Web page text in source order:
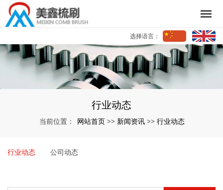
选择语言：
行业动态
当前位置： 网站首页 >> 新闻资讯 >> 行业动态
行业动态 公司动态